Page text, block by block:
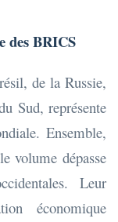
des BRICS
de la Russie,
Sud, représente
Ensemble,
volume dépasse
Leur
économique